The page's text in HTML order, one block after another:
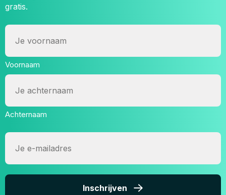
gratis.
Naam
Voornaam
Achternaam
E-
mailadres
Inschrijven